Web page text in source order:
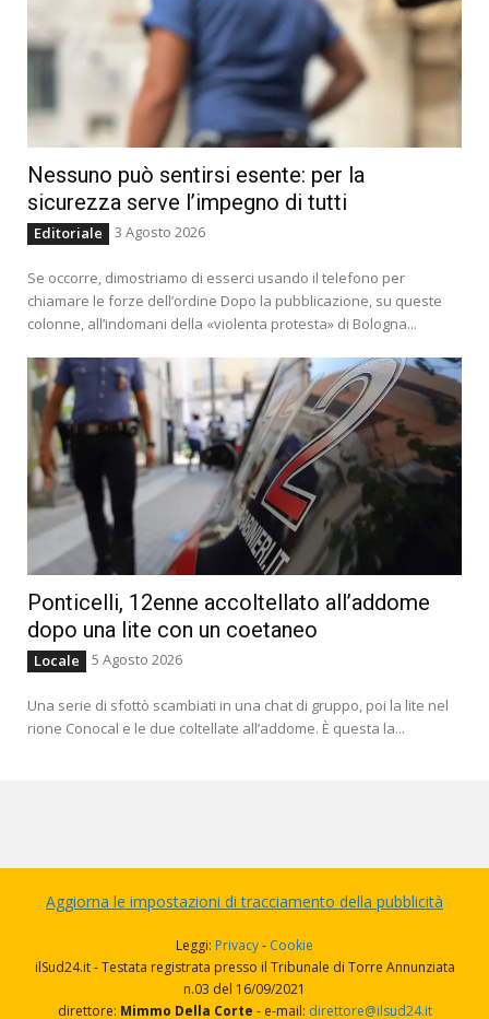
Nessuno può sentirsi esente: per la
sicurezza serve l’impegno di tutti
Editoriale 3 Agosto 2026
Se occorre, dimostriamo di esserci usando il telefono per
chiamare le forze dell’ordine Dopo la pubblicazione, su queste
colonne, all’indomani della «violenta protesta» di Bologna...
Ponticelli, 12enne accoltellato all’addome
dopo una lite con un coetaneo
Locale 5 Agosto 2026
Una serie di sfottò scambiati in una chat di gruppo, poi la lite nel
rione Conocal e le due coltellate all’addome. È questa la...
Aggiorna le impostazioni di tracciamento della pubblicità
Leggi: Privacy- Cookie
ilSud24.it - Testata registrata presso il Tribunale di Torre Annunziata
n.03 del 16/09/2021
direttore: Mimmo Della Corte - e-mail: direttore@ilsud24.it